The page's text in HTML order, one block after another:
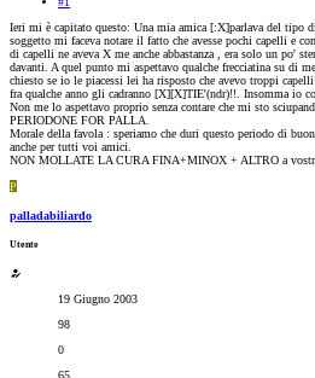
Ieri mi è capitato questo: Una mia amica [:X]parlava del tipo
soggetto mi faceva notare il fatto che avesse pochi capelli e
di capelli ne aveva X me anche abbastanza , era solo un po'
davanti. A quel punto mi aspettavo qualche frecciatina su di
chiesto se io le piacessi lei ha risposto che avevo troppi
fra qualche anno gli cadranno [X][X]TIE'(ndr)!!. Insomma io
Non me lo aspettavo proprio senza contare che mi sto
PERIODONE FOR PALLA.
Morale della favola : speriamo che duri questo periodo di
anche per tutti voi amici.
NON MOLLATE LA CURA FINA+MINOX + ALTRO a
P
palladabiliardo
Utente
19 Giugno 2003
98
0
65